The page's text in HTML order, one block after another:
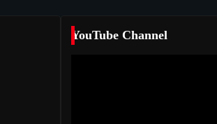
YouTube Channel